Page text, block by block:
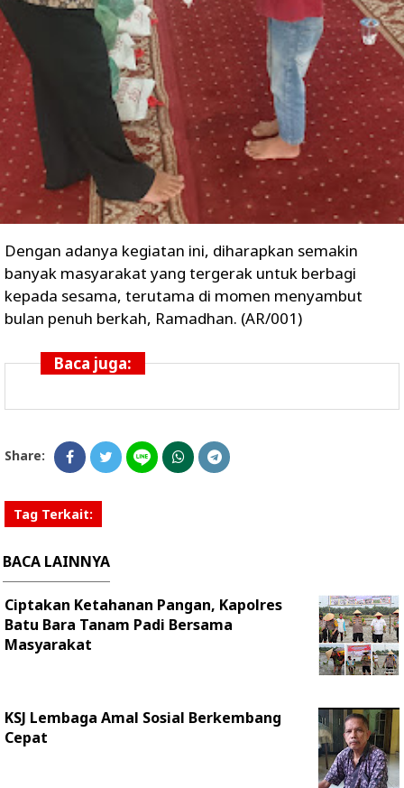
Dengan adanya kegiatan ini, diharapkan semakin
banyak masyarakat yang tergerak untuk berbagi
kepada sesama, terutama di momen menyambut
bulan penuh berkah, Ramadhan. (AR/001)
Baca juga:
Share:
Tag Terkait:
BACA LAINNYA
Ciptakan Ketahanan Pangan, Kapolres
Batu Bara Tanam Padi Bersama
Masyarakat
KSJ Lembaga Amal Sosial Berkembang
Cepat